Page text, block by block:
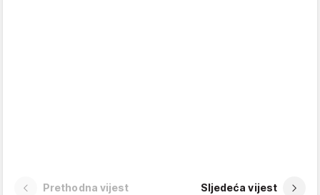
Prethodna vijest Sljedeća vijest